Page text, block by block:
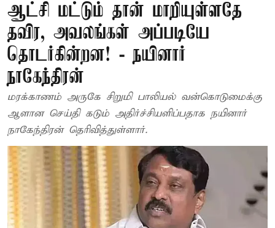
ஆட்சி மட்டும் தான் மாறியுள்ளதே
தவிர, அவலங்கள் அப்படியே
தொடர்கின்றன! - நயினார்
நாகேந்திரன்
மரக்காணம் அருகே சிறுமி பாலியல் வன்கொடுமைக்கு
ஆளான செய்தி கடும் அதிர்ச்சியளிப்பதாக நயினார்
நாகேந்திரன் தெரிவித்துள்ளார்.